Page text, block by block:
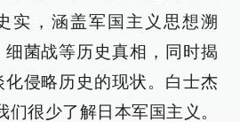
实，涵盖军国主义思想溯
菌战等历史真相，同时揭
侵略历史的现状。白士杰
们很少了解日本军国主义。